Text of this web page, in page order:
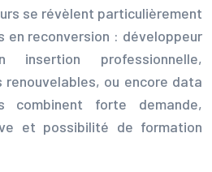
se révèlent particulièrement
en reconversion : développeur
professionnelle,
renouvelables, ou encore data
combinent forte demande,
et possibilité de formation